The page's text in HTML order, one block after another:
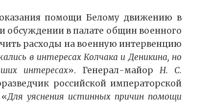
помощи Белому движению в
обсуждении в палате общин военного
расходы на военную интервенцию
в интересах Колчака и Деникина, но
интересах». Генерал-майорН. С.
российской императорской
Для уяснения истинных причин помощи